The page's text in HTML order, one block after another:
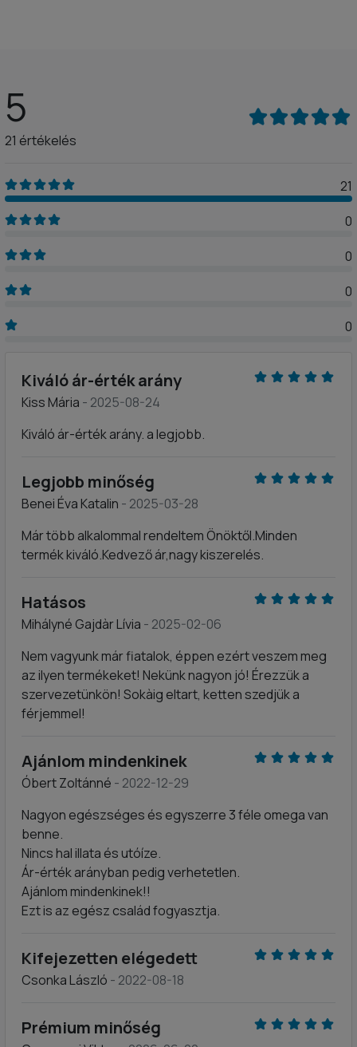
5
21 értékelés
21
0
0
0
0
Kiváló ár-érték arány
Kiss Mária - 2025-08-24
Kiváló ár-érték arány. a legjobb.
Legjobb minőség
Benei Éva Katalin - 2025-03-28
Már több alkalommal rendeltem Önöktől.Minden
termék kiváló.Kedvező ár,nagy kiszerelés.
Hatásos
Mihályné Gajdàr Lívia - 2025-02-06
Nem vagyunk már fiatalok, éppen ezért veszem meg
az ilyen termékeket! Nekünk nagyon jó! Érezzük a
szervezetünkön! Sokàig eltart, ketten szedjük a
férjemmel!
Ajánlom mindenkinek
Óbert Zoltánné - 2022-12-29
Nagyon egészséges és egyszerre 3 féle omega van
benne.
Nincs hal illata és utóíze.
Ár-érték arányban pedig verhetetlen.
Ajánlom mindenkinek!!
Ezt is az egész család fogyasztja.
Kifejezetten elégedett
Csonka László - 2022-08-18
Prémium minőség